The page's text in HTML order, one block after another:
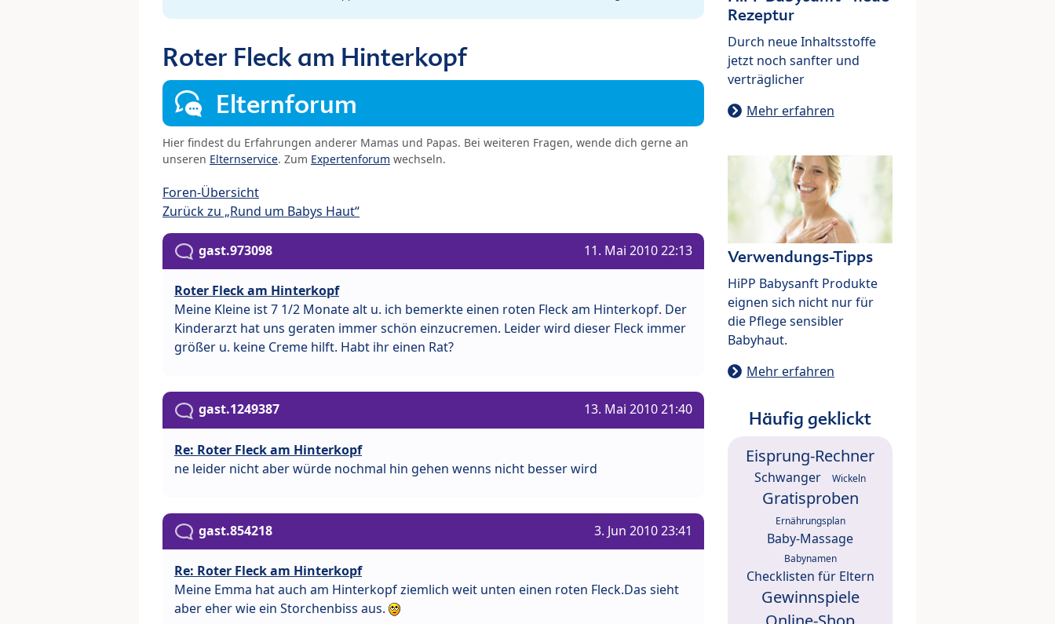
Roter Fleck am Hinterkopf
Elternforum
Hier findest du Erfahrungen anderer Mamas und Papas. Bei weiteren Fragen, wende dich gerne an
unseren Elternservice. Zum Expertenforum wechseln.
Foren-Übersicht
Zurück zu „Rund um Babys Haut“
gast.973098 11. Mai 2010 22:13
Roter Fleck am Hinterkopf
Meine Kleine ist 7 1/2 Monate alt u. ich bemerkte einen roten Fleck am Hinterkopf. Der
Kinderarzt hat uns geraten immer schön einzucremen. Leider wird dieser Fleck immer
größer u. keine Creme hilft. Habt ihr einen Rat?
gast.1249387 13. Mai 2010 21:40
Re: Roter Fleck am Hinterkopf
ne leider nicht aber würde nochmal hin gehen wenns nicht besser wird
gast.854218 3. Jun 2010 23:41
Re: Roter Fleck am Hinterkopf
Meine Emma hat auch am Hinterkopf ziemlich weit unten einen roten Fleck.Das sieht
aber eher wie ein Storchenbiss aus.
Rezeptur
Durch neue Inhaltsstoffe
jetzt noch sanfter und
verträglicher
Mehr erfahren
Verwendungs-Tipps
HiPP Babysanft Produkte
eignen sich nicht nur für
die Pflege sensibler
Babyhaut.
Mehr erfahren
Häufig geklickt
Eisprung-Rechner
Schwanger Wickeln
Gratisproben
Ernährungsplan
Baby-Massage
Babynamen
Checklisten für Eltern
Gewinnspiele